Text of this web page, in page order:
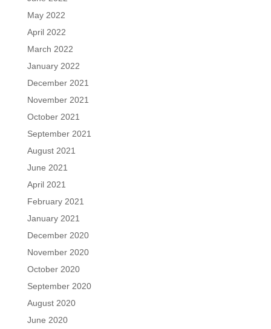
May 2022
April 2022
March 2022
January 2022
December 2021
November 2021
October 2021
September 2021
August 2021
June 2021
April 2021
February 2021
January 2021
December 2020
November 2020
October 2020
September 2020
August 2020
June 2020